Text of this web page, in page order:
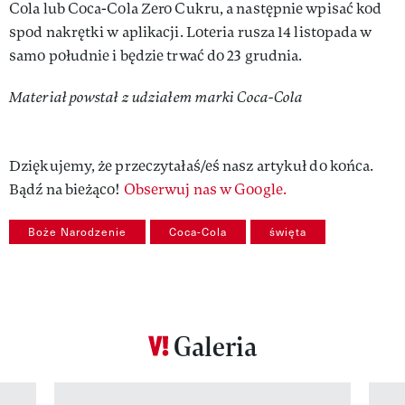
Cola lub Coca-Cola Zero Cukru, a następnie wpisać kod
spod nakrętki w aplikacji. Loteria rusza 14 listopada w
samo południe i będzie trwać do 23 grudnia.
Materiał powstał z udziałem marki Coca-Cola
Dziękujemy, że przeczytałaś/eś nasz artykuł do końca.
Bądź na bieżąco! Obserwuj nas w Google.
Boże Narodzenie Coca-Cola święta
Galeria